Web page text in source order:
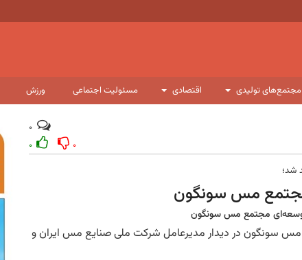
مجتمع‌های تولیدی اقتصادی مسئولیت اجتماعی ورزش
۰ ۰
شد؛
مس سونگون
توسعه‌ای مجتمع مس سونگون
سونگون در دیدار مدیرعامل شرکت ملی صنایع مس ایران و